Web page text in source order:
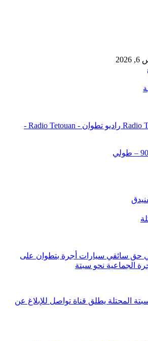
راديو تطوان - Radio Tetouan -
حق سائقي سيارات أجرة بتطوان على
الجماعية نحو سبتة
المحتلة يطلق قناة تواصل للإبلاغ عن